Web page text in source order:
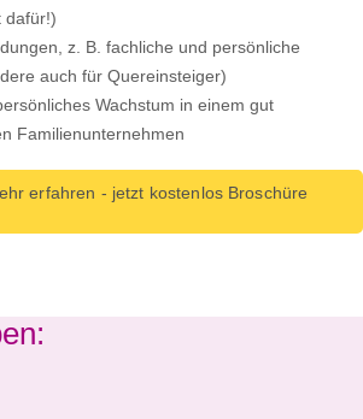
dafür!)
z. B. fachliche und persönliche
auch für Quereinsteiger)
Wachstum in einem gut
Familienunternehmen
erfahren - jetzt kostenlos Broschüre